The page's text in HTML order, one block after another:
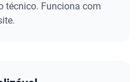
técnico. Funciona com